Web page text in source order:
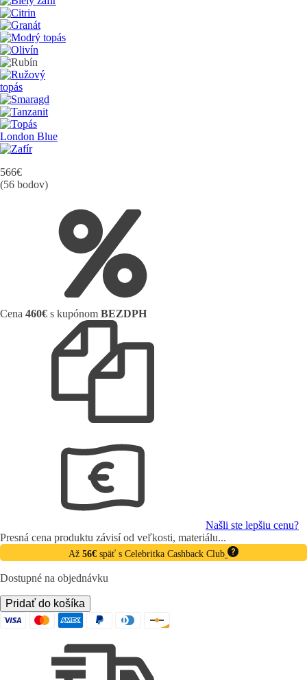
566€
(56 bodov)
Cena 460€ s kupónom BEZDPH
Našli ste lepšiu cenu?
Presná cena produktu závisí od veľkosti, materiálu...
Až 56€ späť s Celebritka Cashback Club
Dostupné na objednávku
množstvo
Diamantové
náušnice
Pridať do košíka